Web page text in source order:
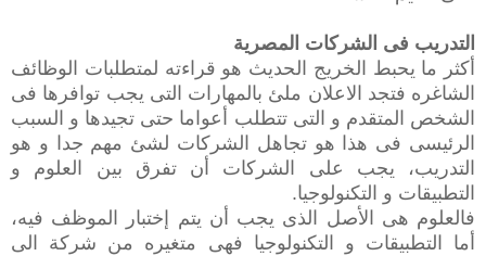
التدريب فى الشركات المصرية‬
أكثر ما يحبط الخريج الحديث هو قراءته لمتطلبات الوظائف
الشاغره فتجد الاعلان ملئ بالمهارات التى يجب توافرها فى
الشخص المتقدم و التى تتطلب أعواما حتى تجيدها و السبب
الرئيسى فى هذا هو تجاهل الشركات لشئ مهم جدا و هو
التدريب، يجب على الشركات أن تفرق بين العلوم و
التطبيقات و التكنولوجيا.
فالعلوم هى الأصل الذى يجب أن يتم إختبار الموظف فيه،
أما التطبيقات و التكنولوجيا فهى متغيره من شركة الى